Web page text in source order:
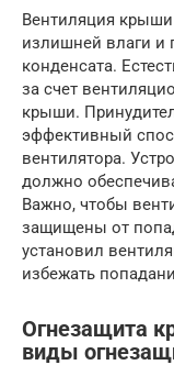
Вентиляция
излишней влаги и
конденсата.
за счет
крыши.
эффективный
вентилятора.
должно
Важно, чтобы
защищены от
установил
избежать
Огнезащита
виды